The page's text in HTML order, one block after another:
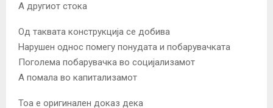
А другиот стока
Од таквата конструкција се добива
Нарушен однос помегу понудата и побарувачката
Поголема побарувачка во социјализамот
А помала во капитализамот
Тоа е оригинален доказ дека